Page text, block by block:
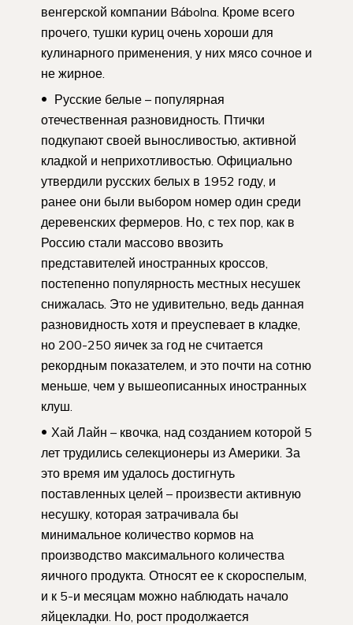
венгерской компании Bábolna. Кроме всего
прочего, тушки куриц очень хороши для
кулинарного применения, у них мясо сочное и
не жирное.
Русские белые – популярная
отечественная разновидность. Птички
подкупают своей выносливостью, активной
кладкой и неприхотливостью. Официально
утвердили русских белых в 1952 году, и
ранее они были выбором номер один среди
деревенских фермеров. Но, с тех пор, как в
Россию стали массово ввозить
представителей иностранных кроссов,
постепенно популярность местных несушек
снижалась. Это не удивительно, ведь данная
разновидность хотя и преуспевает в кладке,
но 200-250 яичек за год не считается
рекордным показателем, и это почти на сотню
меньше, чем у вышеописанных иностранных
клуш.
Хай Лайн – квочка, над созданием которой 5
лет трудились селекционеры из Америки. За
это время им удалось достигнуть
поставленных целей – произвести активную
несушку, которая затрачивала бы
минимальное количество кормов на
производство максимального количества
яичного продукта. Относят ее к скороспелым,
и к 5-и месяцам можно наблюдать начало
яйцекладки. Но, рост продолжается